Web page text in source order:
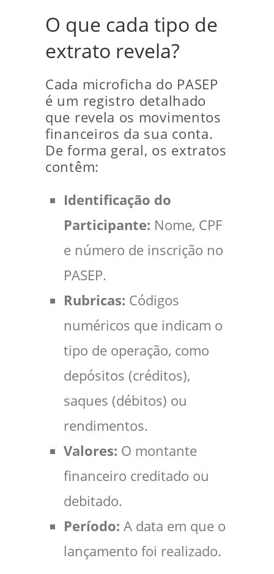
O que cada tipo de
extrato revela?
Cada microficha do PASEP
é um registro detalhado
que revela os movimentos
financeiros da sua conta.
De forma geral, os extratos
contêm:
Identificação do
Participante: Nome, CPF
e número de inscrição no
PASEP.
Rubricas: Códigos
numéricos que indicam o
tipo de operação, como
depósitos (créditos),
saques (débitos) ou
rendimentos.
Valores: O montante
financeiro creditado ou
debitado.
Período: A data em que o
lançamento foi realizado.